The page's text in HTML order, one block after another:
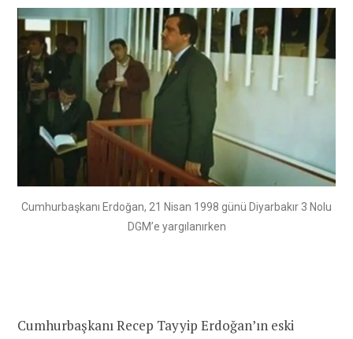
Cumhurbaşkanı Erdoğan, 21 Nisan 1998 günü Diyarbakır 3 Nolu
DGM’e yargılanırken
Cumhurbaşkanı Recep Tayyip Erdoğan’ın eski